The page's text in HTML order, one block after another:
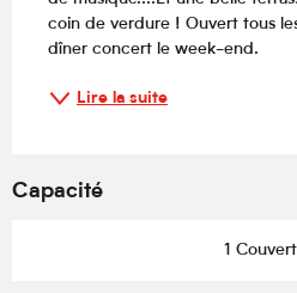
coin de verdure ! Ouvert tous
dîner concert le week-end.
Lire la suite
Capacité
1